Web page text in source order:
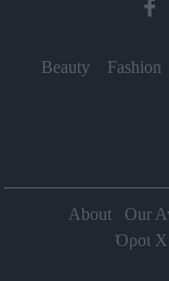
Beauty Fashion
About Our
Όροι